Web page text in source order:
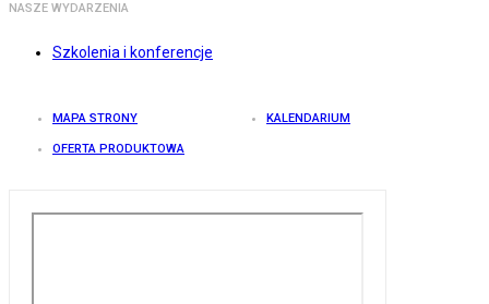
NASZE WYDARZENIA
Szkolenia i konferencje
MAPA STRONY KALENDARIUM
OFERTA PRODUKTOWA